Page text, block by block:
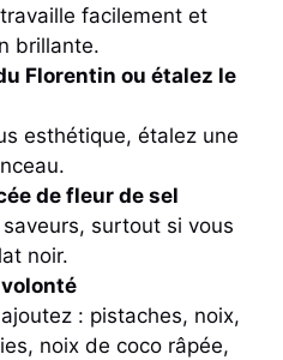
facilement et
brillante.
Florentin ou étalez le
esthétique, étalez une
de fleur de sel
surtout si vous
noir.
: pistaches, noix,
noix de coco râpée,